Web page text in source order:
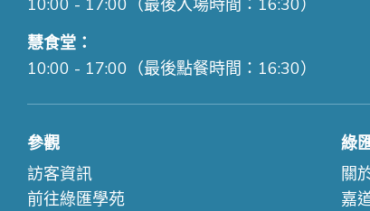
10:00 - 17:00（最後入場時間：16:30）
慧食堂：
10:00 - 17:00（最後點餐時間：16:30）
參觀
訪客資訊
前往綠匯學苑
綠
關
嘉